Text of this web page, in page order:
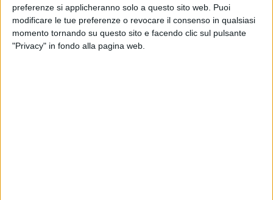
preferenze si applicheranno solo a questo sito web. Puoi
modificare le tue preferenze o revocare il consenso in qualsiasi
momento tornando su questo sito e facendo clic sul pulsante
"Privacy" in fondo alla pagina web.